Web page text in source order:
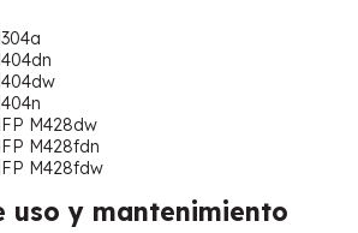
M428dw
M428fdn
M428fdw
uso y mantenimiento